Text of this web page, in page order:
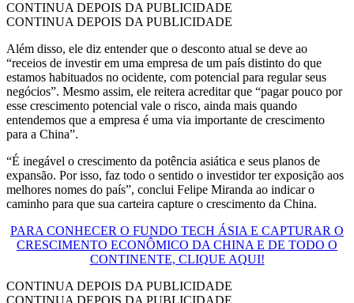
CONTINUA DEPOIS DA PUBLICIDADE
CONTINUA DEPOIS DA PUBLICIDADE
Além disso, ele diz entender que o desconto atual se deve ao
“receios de investir em uma empresa de um país distinto do que
estamos habituados no ocidente, com potencial para regular seus
negócios”. Mesmo assim, ele reitera acreditar que “pagar pouco por
esse crescimento potencial vale o risco, ainda mais quando
entendemos que a empresa é uma via importante de crescimento
para a China”.
“É inegável o crescimento da potência asiática e seus planos de
expansão. Por isso, faz todo o sentido o investidor ter exposição aos
melhores nomes do país”, conclui Felipe Miranda ao indicar o
caminho para que sua carteira capture o crescimento da China.
PARA CONHECER O FUNDO TECH ÁSIA E CAPTURAR O
CRESCIMENTO ECONÔMICO DA CHINA E DE TODO O
CONTINENTE, CLIQUE AQUI!
CONTINUA DEPOIS DA PUBLICIDADE